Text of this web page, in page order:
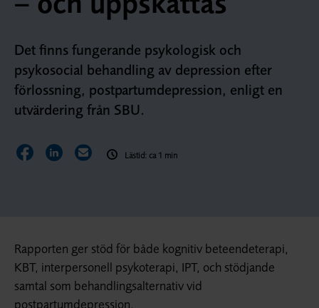
Det finns fungerande psykologisk och
psykosocial behandling av depression efter
förlossning, postpartumdepression, enligt en
utvärdering från SBU.
Dela sidan på Facebook
Dela sidan på LinkedIn
Dela sidan via E-post
Lästid: ca 1 min
Rapporten ger stöd för både kognitiv beteendeterapi,
KBT, interpersonell psykoterapi, IPT, och stödjande
samtal som behandlingsalternativ vid
postpartumdepression.